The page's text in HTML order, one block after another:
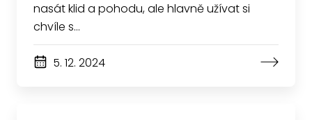
nasát klid a pohodu, ale hlavně užívat si
chvíle s…
5. 12. 2024